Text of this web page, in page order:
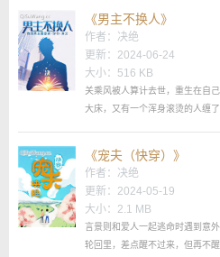
人公会有cp~
内容标签穿越时空系统快穿报仇
《男主不换人》
作者： 决绝
更新：2024-06-24
大小：516 KB
关乘风被人算计去世，重生在自
大床，又有一个浑身滚烫的人缠
《宠夫（快穿）》
作者： 决绝
更新：2024-05-19
大小：2.1 MB
言景则和爱人一起逃命时遇到意
轮回里，差点醒不过来，但再不